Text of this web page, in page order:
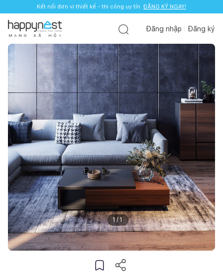
Kết nối đơn vị thiết kế - thi công uy tín. ĐĂNG KÝ NGAY!
M Ạ N G X Ã H Ộ I
Đăng nhập Đăng ký
1/1